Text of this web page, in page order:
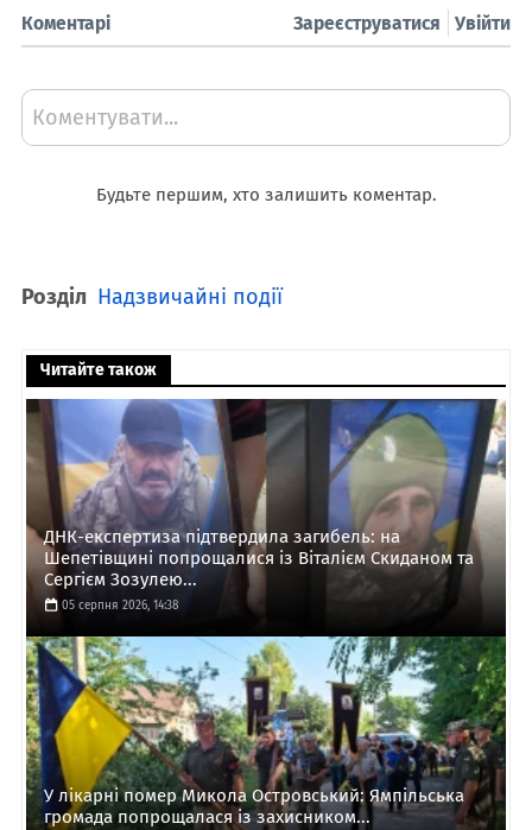
Коментарі Увійти
Зареєструватися
Коментувати...
Будьте першим, хто залишить коментар.
Розділ Надзвичайні події
Читайте також
ДНК-експертиза підтвердила загибель: на
Шепетівщині попрощалися із Віталієм Скиданом та
Сергієм Зозулею...
05 серпня 2026, 14:38
У лікарні помер Микола Островський: Ямпільська
громада попрощалася із захисником...